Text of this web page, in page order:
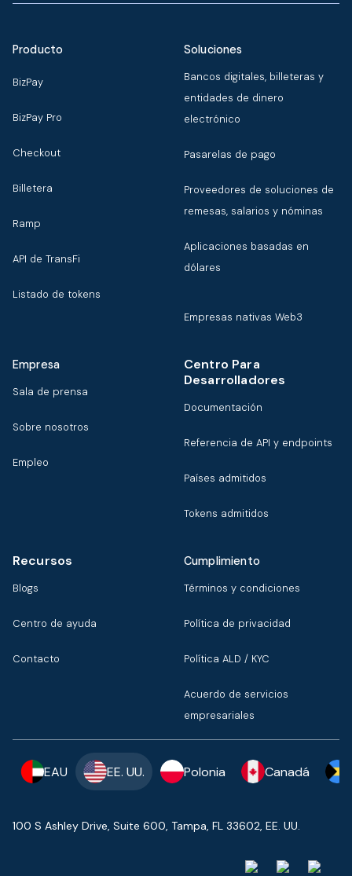
Producto
BizPay
BizPay Pro
Checkout
Billetera
Ramp
API de TransFi
Listado de tokens
Soluciones
Bancos digitales, billeteras y
entidades de dinero
electrónico
Pasarelas de pago
Proveedores de soluciones de
remesas, salarios y nóminas
Aplicaciones basadas en
dólares
Empresas nativas Web3
Empresa
Sala de prensa
Sobre nosotros
Empleo
Centro Para
Desarrolladores
Documentación
Referencia de API y endpoints
Países admitidos
Tokens admitidos
Recursos
Blogs
Centro de ayuda
Contacto
Cumplimiento
Términos y condiciones
Política de privacidad
Política ALD / KYC
Acuerdo de servicios
empresariales
EAU EE. UU. Polonia Canadá
100 S Ashley Drive, Suite 600, Tampa, FL 33602, EE. UU.